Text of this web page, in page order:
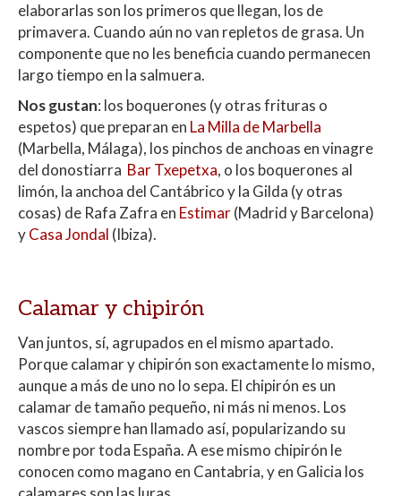
elaborarlas son los primeros que llegan, los de
primavera. Cuando aún no van repletos de grasa. Un
componente que no les beneficia cuando permanecen
largo tiempo en la salmuera.
Nos gustan: los boquerones (y otras frituras o
espetos) que preparan en La Milla de Marbella
(Marbella, Málaga), los pinchos de anchoas en vinagre
del donostiarra Bar Txepetxa, o los boquerones al
limón, la anchoa del Cantábrico y la Gilda (y otras
cosas) de Rafa Zafra en Estimar(Madrid y Barcelona)
yCasa Jondal (Ibiza).
Calamar y chipirón
Van juntos, sí, agrupados en el mismo apartado.
Porque calamar y chipirón son exactamente lo mismo,
aunque a más de uno no lo sepa. El chipirón es un
calamar de tamaño pequeño, ni más ni menos. Los
vascos siempre han llamado así, popularizando su
nombre por toda España. A ese mismo chipirón le
conocen como magano en Cantabria, y en Galicia los